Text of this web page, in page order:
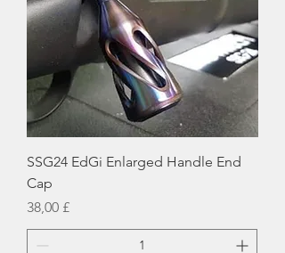
SSG24 EdGi Enlarged Handle End
Cap
Preis
38,00 £